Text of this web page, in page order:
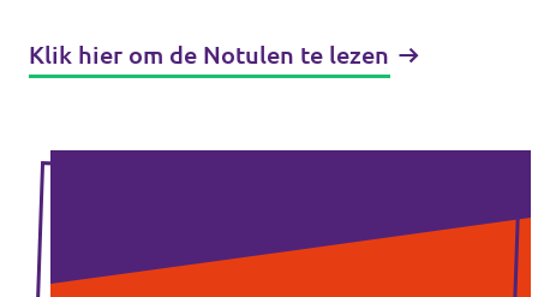
Vacatures
Klik hier om de Notulen te lezen